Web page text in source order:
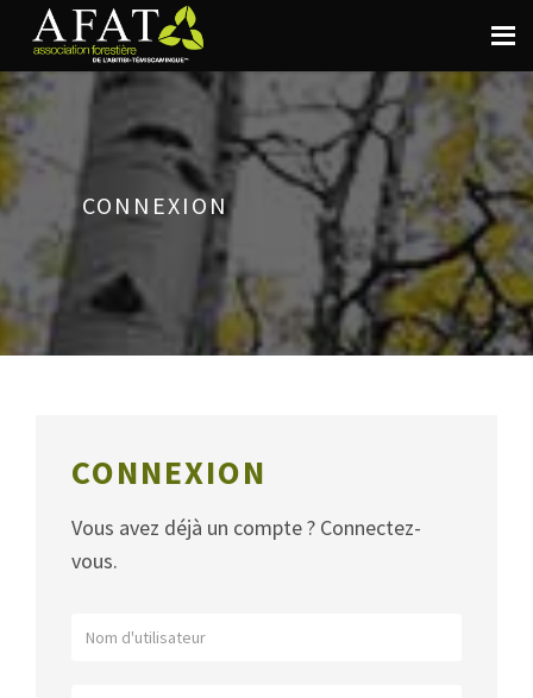
CONNEXION
CONNEXION
Vous avez déjà un compte ? Connectez-
vous.